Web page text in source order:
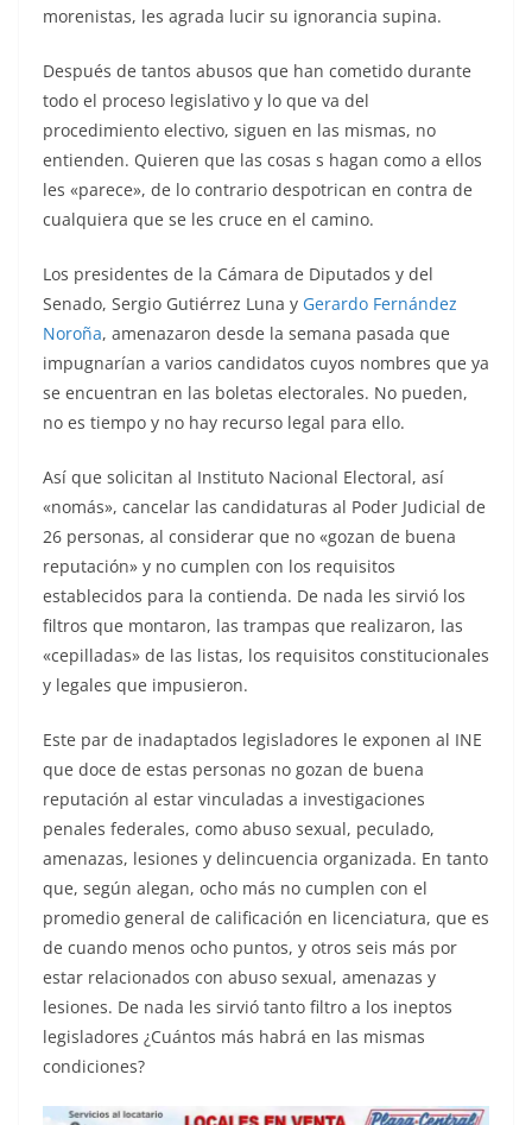
morenistas, les agrada lucir su ignorancia supina.
Después de tantos abusos que han cometido durante
todo el proceso legislativo y lo que va del
procedimiento electivo, siguen en las mismas, no
entienden. Quieren que las cosas s hagan como a ellos
les «parece», de lo contrario despotrican en contra de
cualquiera que se les cruce en el camino.
Los presidentes de la Cámara de Diputados y del
Senado, Sergio Gutiérrez Luna y Gerardo Fernández
Noroña, amenazaron desde la semana pasada que
impugnarían a varios candidatos cuyos nombres que ya
se encuentran en las boletas electorales. No pueden,
no es tiempo y no hay recurso legal para ello.
Así que solicitan al Instituto Nacional Electoral, así
«nomás», cancelar las candidaturas al Poder Judicial de
26 personas, al considerar que no «gozan de buena
reputación» y no cumplen con los requisitos
establecidos para la contienda. De nada les sirvió los
filtros que montaron, las trampas que realizaron, las
«cepilladas» de las listas, los requisitos constitucionales
y legales que impusieron.
Este par de inadaptados legisladores le exponen al INE
que doce de estas personas no gozan de buena
reputación al estar vinculadas a investigaciones
penales federales, como abuso sexual, peculado,
amenazas, lesiones y delincuencia organizada. En tanto
que, según alegan, ocho más no cumplen con el
promedio general de calificación en licenciatura, que es
de cuando menos ocho puntos, y otros seis más por
estar relacionados con abuso sexual, amenazas y
lesiones. De nada les sirvió tanto filtro a los ineptos
legisladores ¿Cuántos más habrá en las mismas
condiciones?